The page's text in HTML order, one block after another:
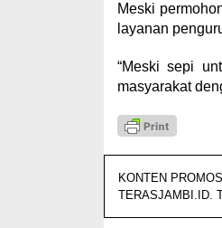
Meski
layanan
“Meski sepi
masyarakat
KONTEN
TERASJAMBI.ID.